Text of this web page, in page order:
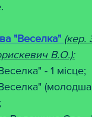
"Веселка" (кер.
В.О.):
- 1 місце;
(молодша